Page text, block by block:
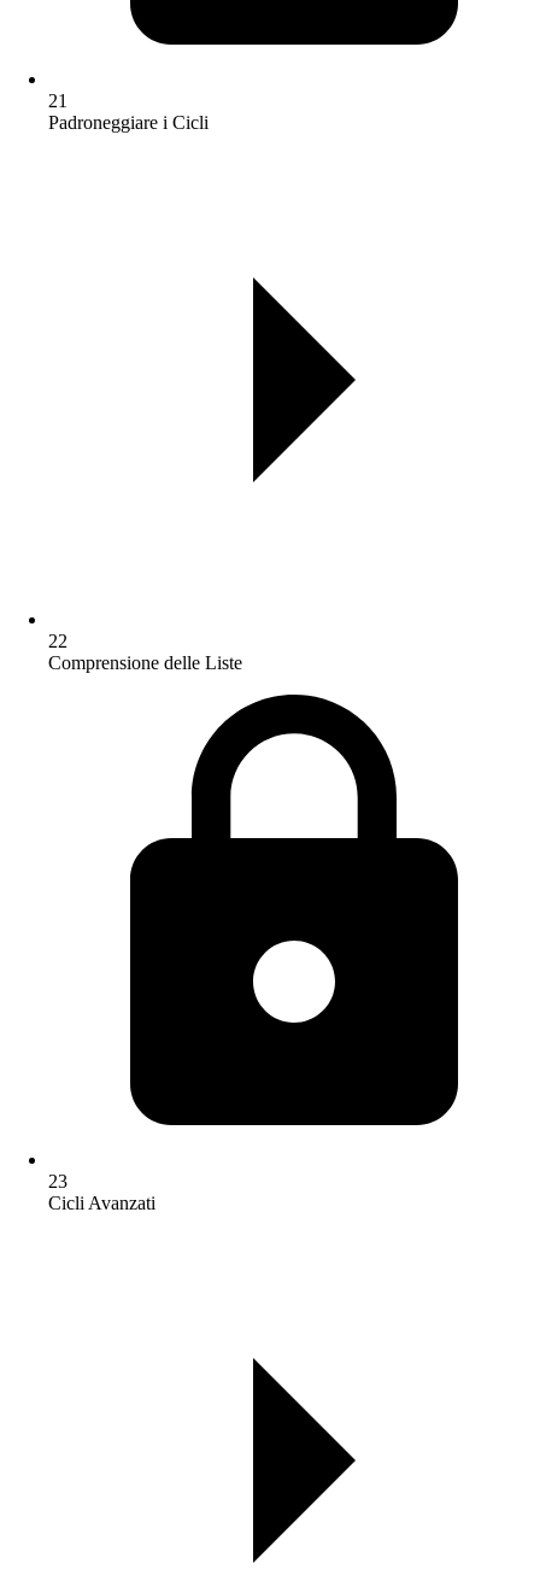
21
Padroneggiare i Cicli
22
Comprensione delle Liste
23
Cicli Avanzati